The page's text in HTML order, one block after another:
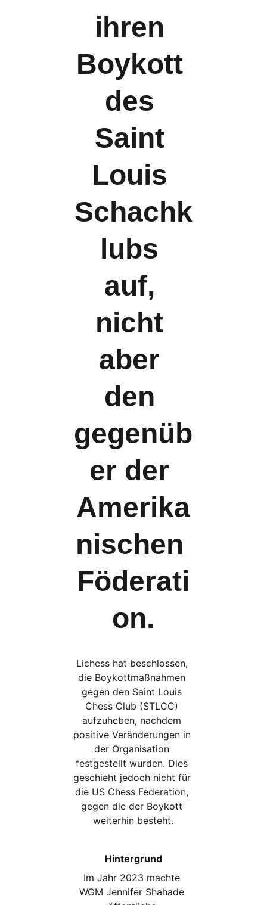
ihren
Boykott
des
Saint
Louis
Schachk
lubs
auf,
nicht
aber
den
gegenüb
er der
Amerika
nischen
Föderati
on.
Lichess hat beschlossen,
die Boykottmaßnahmen
gegen den Saint Louis
Chess Club (STLCC)
aufzuheben, nachdem
positive Veränderungen in
der Organisation
festgestellt wurden. Dies
geschieht jedoch nicht für
die US Chess Federation,
gegen die der Boykott
weiterhin besteht.
Hintergrund
Im Jahr 2023 machte
WGM Jennifer Shahade